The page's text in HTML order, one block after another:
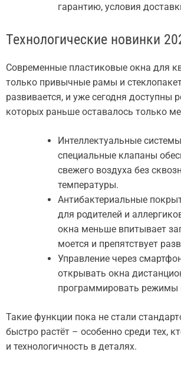
гарантию, условия
Технологические новинки
Современные пластиковые окна для
только привычные рамы и
развивается, и уже сегодня доступны
которых раньше оставалось только
Интеллектуальные
специальные клапаны
свежего воздуха без
температуры.
Антибактериальные
для родителей и
окна меньше впитывает
моется и препятствует
Управление через
открывать окна
программировать режимы
Такие функции пока не стали
быстро растёт – особенно среди тех,
и технологичность в деталях.